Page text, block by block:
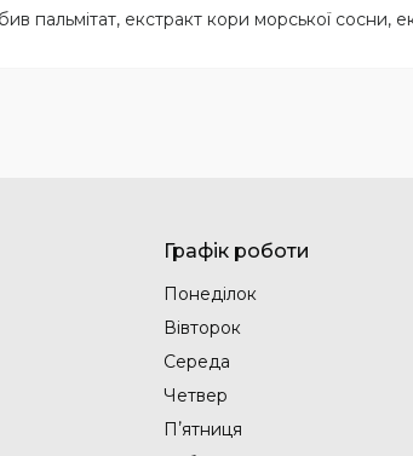
пальмітат, екстракт кори морської сосни,
Графік роботи
Понеділок
Вівторок
Середа
Четвер
Пʼятниця